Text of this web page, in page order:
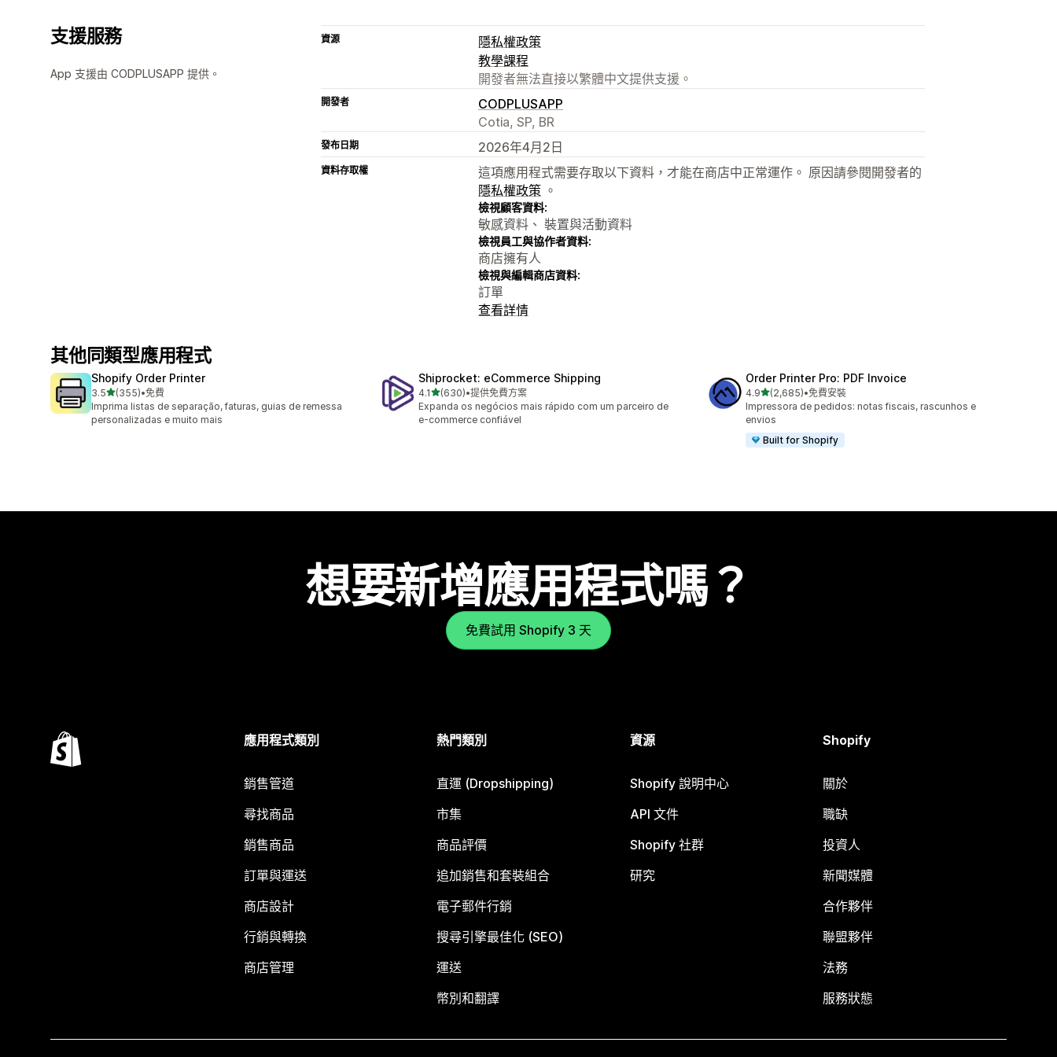
支援服務
App 支援由 CODPLUSAPP 提供。
資源
隱私權政策
教學課程
開發者無法直接以繁體中文提供支援。
開發者
CODPLUSAPP
Cotia, SP, BR
發布日期 2026年4月2日
資料存取權
這項應用程式需要存取以下資料，才能在商店中正常運作。 原因請參閱開發者的
隱私權政策 。
檢視顧客資料:
敏感資料、 裝置與活動資料
檢視員工與協作者資料:
商店擁有人
檢視與編輯商店資料:
訂單
查看詳情
其他同類型應用程式
Shopify Order Printer
3.5滿分 5 顆星
(355)
共有 355 則評價
•免費
Imprima listas de separação, faturas, guias de remessa
personalizadas e muito mais
Shiprocket: eCommerce Shipping
4.1滿分 5 顆星
(630)
共有 630 則評價
•提供免費方案
Expanda os negócios mais rápido com um parceiro de
e-commerce confiável
Order Printer Pro: PDF Invoice
4.9滿分 5 顆星
(2,685)
共有 2685 則評價
•免費安裝
Impressora de pedidos: notas fiscais, rascunhos e
envios
Built for Shopify
想要新增應用程式嗎？
免費試用 Shopify 3 天
應用程式類別
銷售管道
尋找商品
銷售商品
訂單與運送
商店設計
行銷與轉換
商店管理
熱門類別
直運 (Dropshipping)
市集
商品評價
追加銷售和套裝組合
電子郵件行銷
搜尋引擎最佳化 (SEO)
運送
幣別和翻譯
資源
Shopify 說明中心
API 文件
Shopify 社群
研究
Shopify
關於
職缺
投資人
新聞媒體
合作夥伴
聯盟夥伴
法務
服務狀態